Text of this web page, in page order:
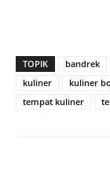
TOPIK bandrek
kuliner
kuliner
tempat kuliner